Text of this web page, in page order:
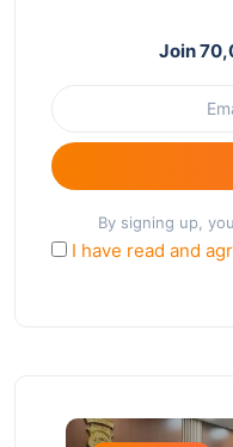
Join
By signing up,
I have read and